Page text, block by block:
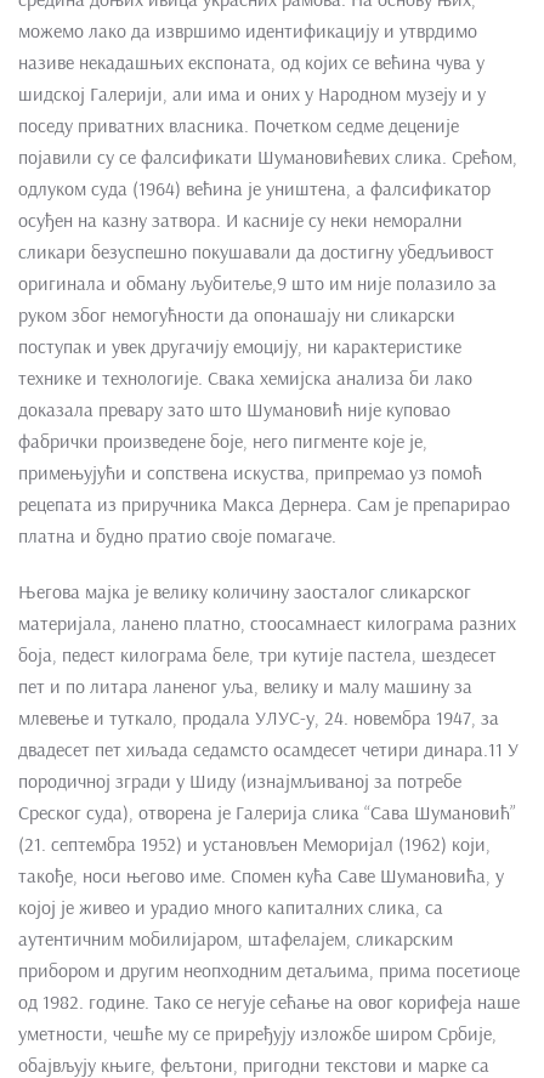
можемо лако да извршимо идентификацију и утврдимо
називе некадашњих експоната, од којих се већина чува у
шидској Галерији, али има и оних у Народном музеју и у
поседу приватних власника. Почетком седме деценије
појавили су се фалсификати Шумановићевих слика. Срећом,
одлуком суда (1964) већина је уништена, а фалсификатор
осуђен на казну затвора. И касније су неки неморални
сликари безуспешно покушавали да достигну убедљивост
оригинала и обману љубитеље,9 што им није полазило за
руком због немогућности да опонашају ни сликарски
поступак и увек другачију емоцију, ни карактеристике
технике и технологије. Свака хемијска анализа би лако
доказала превару зато што Шумановић није куповао
фабрички произведене боје, него пигменте које је,
примењујући и сопствена искуства, припремао уз помоћ
рецепата из приручника Макса Дернера. Сам је препарирао
платна и будно пратио своје помагаче.
Његова мајка је велику количину заосталог сликарског
материјала, ланено платно, стоосамнаест килограма разних
боја, педест килограма беле, три кутије пастела, шездесет
пет и по литара ланеног уља, велику и малу машину за
млевење и туткало, продала УЛУС-у, 24. новембра 1947, за
двадесет пет хиљада седамсто осамдесет четири динара.11 У
породичној згради у Шиду (изнајмљиваној за потребе
Среског суда), отворена је Галерија слика “Сава Шумановић”
(21. септембра 1952) и установљен Меморијал (1962) који,
такође, носи његово име. Спомен кућа Саве Шумановића, у
којој је живео и урадио много капиталних слика, са
аутентичним мобилијаром, штафелајем, сликарским
прибором и другим неопходним детаљима, прима посетиоце
од 1982. године. Тако се негује сећање на овог корифеја наше
уметности, чешће му се приређују изложбе широм Србије,
обајвљују књиге, фељтони, пригодни текстови и марке са